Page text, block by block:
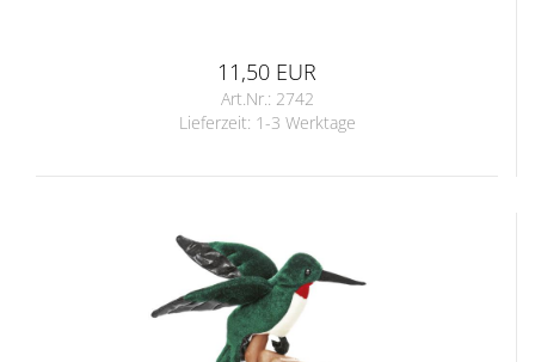
11,50 EUR
Art.Nr.: 2742
Lieferzeit: 1-3 Werktage